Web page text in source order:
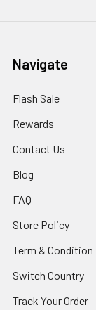
Navigate
Flash Sale
Rewards
Contact Us
Blog
FAQ
Store Policy
Term & Condition
Switch Country
Track Your Order